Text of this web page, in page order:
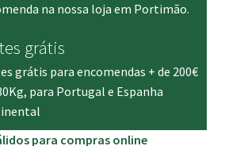
na nossa loja em Portimão.
grátis
grátis para encomendas + de 200€
para Portugal e Espanha
para compras online